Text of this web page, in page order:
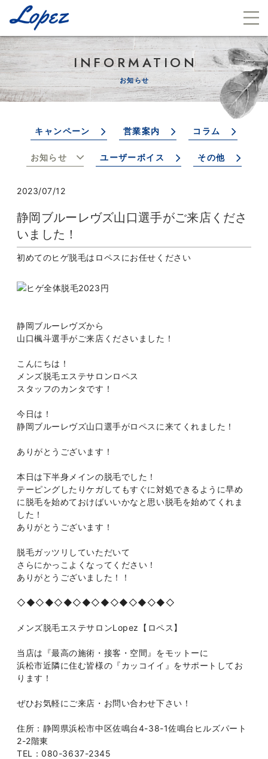
INFORMATION
お知らせ
キャンペーン 営業案内 コラム
お知らせ ユーザーボイス その他
2023/07/12
静岡ブルーレヴズ山口選手がご来店くださ
いました！
初めてのヒゲ脱毛はロペスにお任せください
静岡ブルーレヴズから
山口楓斗選手がご来店くださいました！
こんにちは！
メンズ脱毛エステサロンロペス
スタッフのカンタです！
今日は！
静岡ブルーレヴズ山口選手がロペスに来てくれました！
ありがとうございます！
本日は下半身メインの脱毛でした！
テーピングしたりケガしてもすぐに対処できるように早め
に脱毛を始めておけばいいかなと思い脱毛を始めてくれま
した！
ありがとうございます！
脱毛ガッツリしていただいて
さらにかっこよくなってください！
ありがとうございました！！
◇◆◇◆◇◆◇◆◇◆◇◆◇◆◇◆◇
メンズ脱毛エステサロンLopez【ロペス】
当店は『最高の施術・接客・空間』をモットーに
浜松市近隣に住む皆様の『カッコイイ』をサポートしてお
ります！
ぜひお気軽にご来店・お問い合わせ下さい！
住所：静岡県浜松市中区佐鳴台4-38-1佐鳴台ヒルズパート
2-2階東
TEL：080-3637-2345